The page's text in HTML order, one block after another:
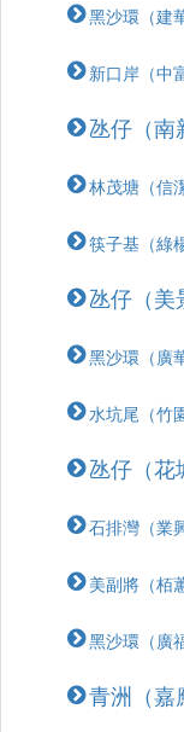
黑沙環（建
新口岸（中
氹仔（南
林茂塘（信
筷子基（綠
氹仔（美
黑沙環（廣
水坑尾（竹
氹仔（花
石排灣（業
美副將（栢
黑沙環（廣
青洲（嘉